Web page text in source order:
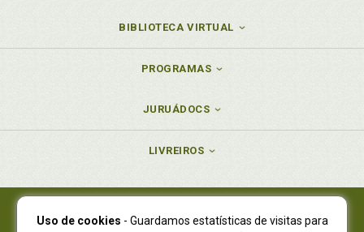
Texto constitucional, p. 17
Universalidade. Princípios suscitados, p. 40
V
BIBLIOTECA VIRTUAL
PROGRAMAS
JURUÁDOCS
LIVREIROS
Juruá Editora Ltda., CNPJ 77.535.508/0001-19
Uso de cookies - Guardamos estatísticas de visitas para